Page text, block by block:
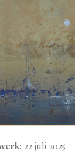
22 juli 2025